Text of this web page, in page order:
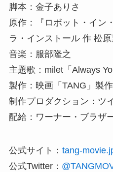
脚本：金子ありさ
原作：『ロボット・イン
ラ・インストール 作 松原
音楽：服部隆之
主題歌：milet「Always
製作：映画「TANG」製
制作プロダクション：ツ
配給：ワーナー・ブラザ
公式サイト： tang-
公式Twitter：